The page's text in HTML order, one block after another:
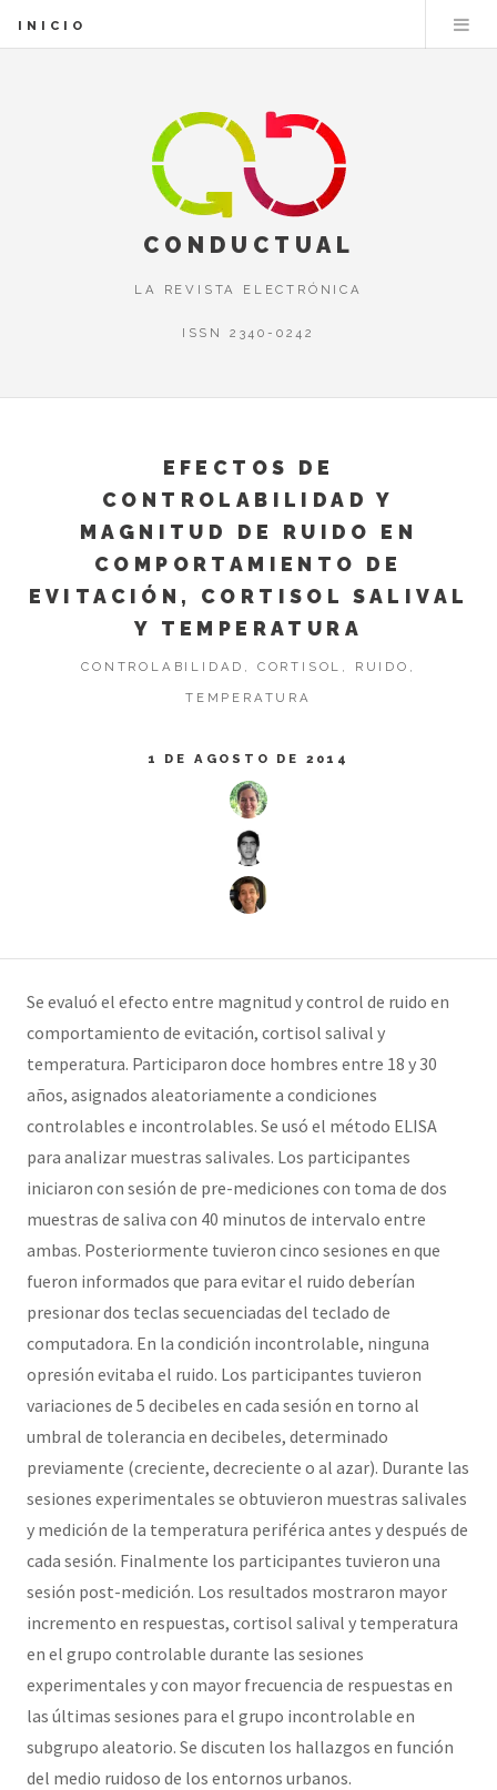
INICIO
CONDUCTUAL
LA REVISTA ELECTRÓNICA
ISSN 2340-0242
EFECTOS DE
CONTROLABILIDAD Y
MAGNITUD DE RUIDO EN
COMPORTAMIENTO DE
EVITACIÓN, CORTISOL SALIVAL
Y TEMPERATURA
CONTROLABILIDAD, CORTISOL, RUIDO,
TEMPERATURA
1 DE AGOSTO DE 2014
Se evaluó el efecto entre magnitud y control de ruido en
comportamiento de evitación, cortisol salival y
temperatura. Participaron doce hombres entre 18 y 30
años, asignados aleatoriamente a condiciones
controlables e incontrolables. Se usó el método ELISA
para analizar muestras salivales. Los participantes
iniciaron con sesión de pre-mediciones con toma de dos
muestras de saliva con 40 minutos de intervalo entre
ambas. Posteriormente tuvieron cinco sesiones en que
fueron informados que para evitar el ruido deberían
presionar dos teclas secuenciadas del teclado de
computadora. En la condición incontrolable, ninguna
opresión evitaba el ruido. Los participantes tuvieron
variaciones de 5 decibeles en cada sesión en torno al
umbral de tolerancia en decibeles, determinado
previamente (creciente, decreciente o al azar). Durante las
sesiones experimentales se obtuvieron muestras salivales
y medición de la temperatura periférica antes y después de
cada sesión. Finalmente los participantes tuvieron una
sesión post-medición. Los resultados mostraron mayor
incremento en respuestas, cortisol salival y temperatura
en el grupo controlable durante las sesiones
experimentales y con mayor frecuencia de respuestas en
las últimas sesiones para el grupo incontrolable en
subgrupo aleatorio. Se discuten los hallazgos en función
del medio ruidoso de los entornos urbanos.